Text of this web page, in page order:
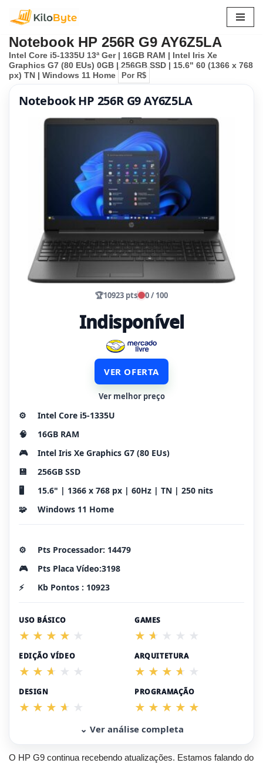
para
o
conteúdo
Notebook HP 256R G9 AY6Z5LA
Intel Core i5-1335U 13ª Ger | 16GB RAM | Intel Iris Xe
Graphics G7 (80 EUs) 0GB | 256GB SSD | 15.6" 60 (1366 x 768
px) TN | Windows 11 Home
Por R$
Notebook HP 256R G9 AY6Z5LA
🏆10923 pts 0 / 100
Indisponível
VER OFERTA
Ver melhor preço
⚙️
Intel Core i5-1335U
🧠
16GB RAM
🎮
Intel Iris Xe Graphics G7 (80 EUs)
💾
256GB SSD
🖥️
15.6" | 1366 x 768 px | 60Hz | TN | 250 nits
🧩
Windows 11 Home
⚙️
Pts Processador: 14479
🎮
Pts Placa Vídeo:3198
⚡
Kb Pontos : 10923
USO BÁSICO GAMES
EDIÇÃO VÍDEO ARQUITETURA
DESIGN PROGRAMAÇÃO
⌄ Ver análise completa
O HP G9 continua recebendo atualizações. Estamos falando do